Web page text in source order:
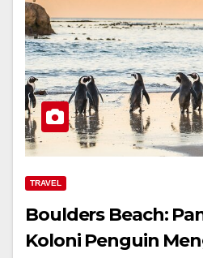
TRAVEL
Boulders Beach:
Koloni Penguin